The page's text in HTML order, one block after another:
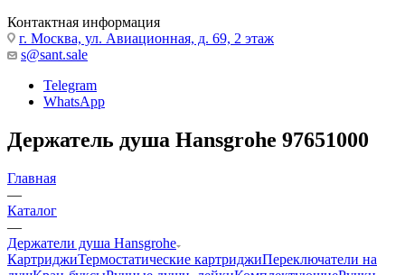
Контактная информация
г. Москва, ул. Авиационная, д. 69, 2 этаж
s@sant.sale
Telegram
WhatsApp
Держатель душа Hansgrohe 97651000
Главная
—
Каталог
—
Держатели душа Hansgrohe
КартриджиТермостатические картриджиПереключатели на